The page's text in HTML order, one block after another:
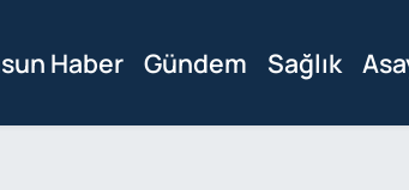
Haber Gündem Sağlık